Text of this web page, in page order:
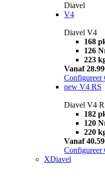
Diavel
V4
Diavel V4
168
126
223
Vanaf
Configureer
new V4 RS
Diavel V4
182
120
220
Vanaf
Configureer
XDiavel